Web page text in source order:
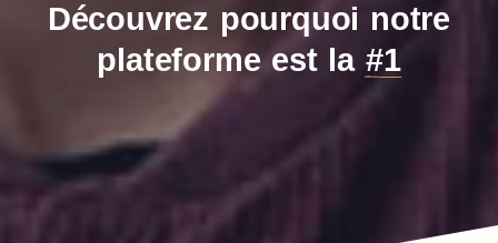
Découvrez pourquoi notre
plateforme est la #1